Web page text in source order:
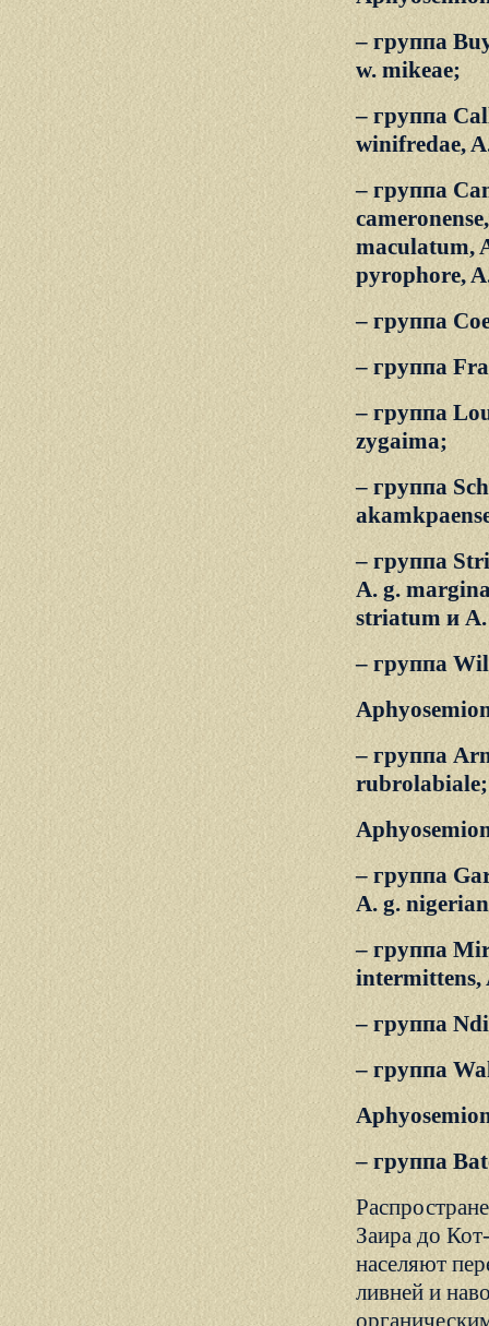
– группа
w. mikeae;
– группа
winifredae,
– группа
maculatum,
pyrophore,
– группа
– группа
– группа
zygaima;
– группа
– группа
A. g.
striatum и A.
– группа
– группа
rubrolabiale;
– группа
A. g.
– группа
intermittens,
– группа
– группа
– группа
Заира до
населяют
ливней и